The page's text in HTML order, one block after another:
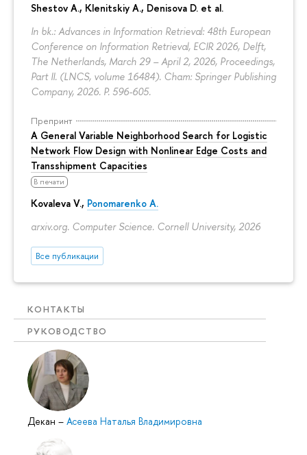
Shestov A., Klenitskiy A., Denisova D. et al.
In bk.: Advances in Information Retrieval: 48th European
Conference on Information Retrieval, ECIR 2026, Delft,
The Netherlands, March 29 – April 2, 2026, Proceedings,
Part II. (LNCS, volume 16484). Cham: Springer Publishing
Company, 2026. P. 596-605.
Препринт
A General Variable Neighborhood Search for Logistic
Network Flow Design with Nonlinear Edge Costs and
Transshipment Capacities
В печати
Kovaleva V., Ponomarenko A.
arxiv.org. Computer Science. Cornell University, 2026
Все публикации
КОНТАКТЫ
РУКОВОДСТВО
Декан – Асеева Наталья Владимировна